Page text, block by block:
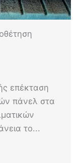
επέκταση
πάνελ στα
το...